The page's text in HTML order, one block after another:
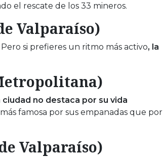
el rescate de los 33 mineros.
Valparaíso)
si prefieres un ritmo más activo, la
ciudad no destaca por su vida
más famosa por sus empanadas que por
Valparaíso)